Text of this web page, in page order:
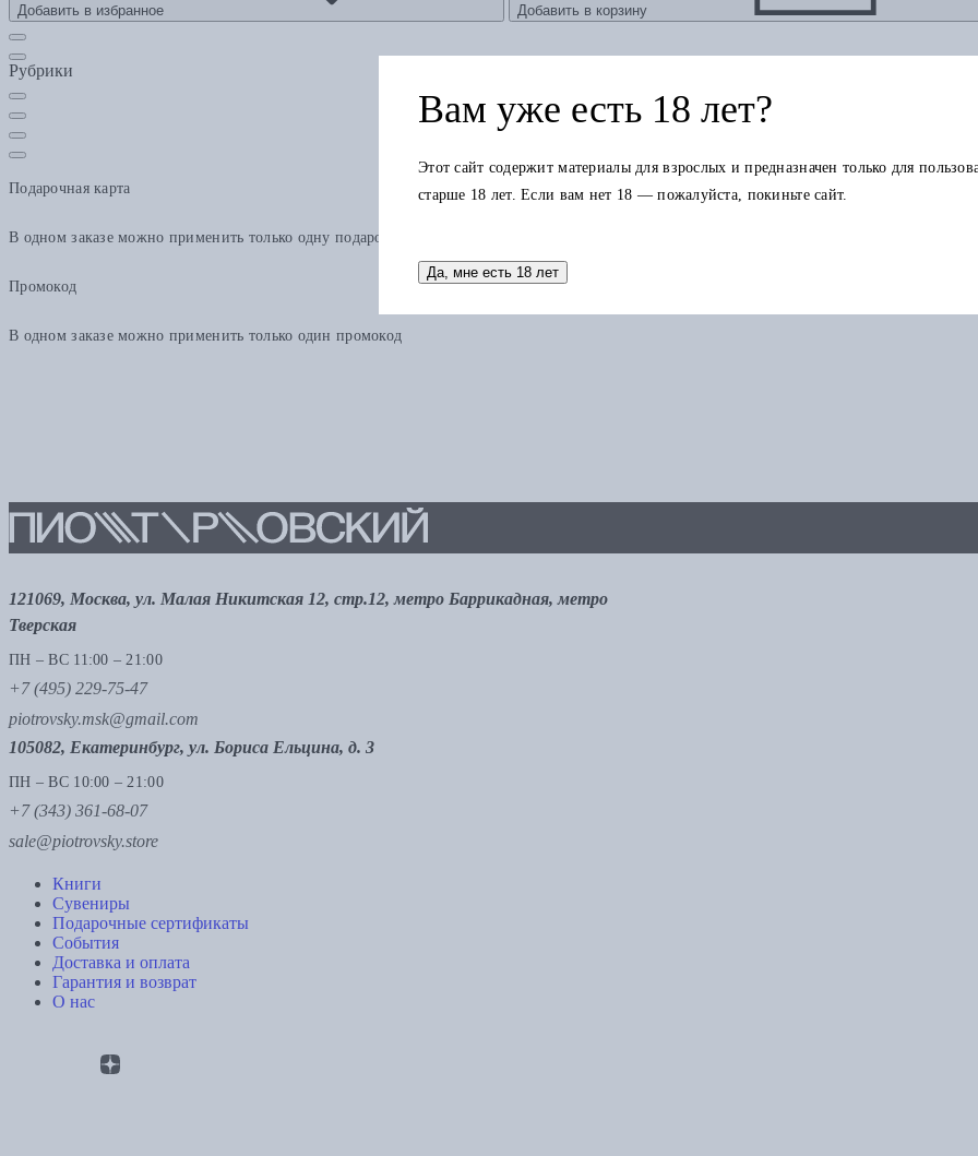
Добавить в избранное Добавить в корзину
Рубрики
Подарочная карта
В одном заказе можно применить только одну подарочную карту. Остаток по карте можно использовать в других заказах.
Промокод
В одном заказе можно применить только один промокод
121069, Москва, ул. Малая Никитская 12, стр.12, метро Баррикадная, метро
Тверская
ПН – ВС 11:00 – 21:00
+7 (495) 229-75-47
piotrovsky.msk@gmail.com
105082, Екатеринбург, ул. Бориса Ельцина, д. 3
ПН – ВС 10:00 – 21:00
+7 (343) 361-68-07
sale@piotrovsky.store
Книги
Сувениры
Подарочные сертификаты
События
Доставка и оплата
Гарантия и возврат
О нас
Вам уже есть 18 лет?
Этот сайт содержит материалы для взрослых и предназначен только для
старше 18 лет. Если вам нет 18 — пожалуйста, покиньте сайт.
Да, мне есть 18 лет